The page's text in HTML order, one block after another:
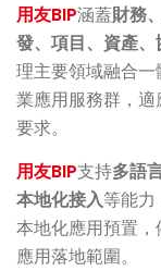
用友BIP涵蓋財務
發、項目、資產、
理主要領域融合
業應用服務群，
要求。
用友BIP支持多語
本地化接入等能力
本地化應用預置
應用落地範圍。